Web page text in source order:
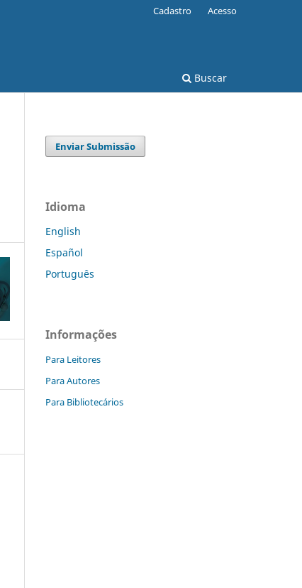
Buscar
Cadastro Acesso
Enviar Submissão
Idioma
English
Español
Português
Informações
Para Leitores
Para Autores
Para Bibliotecários